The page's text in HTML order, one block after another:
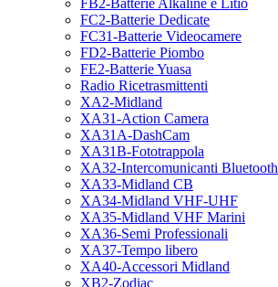
FB2-Batterie Alkaline e Litio
FC2-Batterie Dedicate
FC31-Batterie Videocamere
FD2-Batterie Piombo
FE2-Batterie Yuasa
Radio Ricetrasmittenti
XA2-Midland
XA31-Action Camera
XA31A-DashCam
XA31B-Fototrappola
XA32-Intercomunicanti Bluetooth
XA33-Midland CB
XA34-Midland VHF-UHF
XA35-Midland VHF Marini
XA36-Semi Professionali
XA37-Tempo libero
XA40-Accessori Midland
XB2-Zodiac